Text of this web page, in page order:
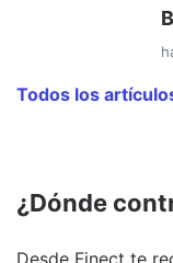
Todos los
¿Dónde
Desde Finect te